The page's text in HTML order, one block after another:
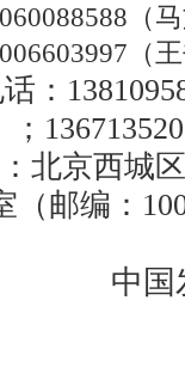
（
（
：
北京西城
（邮编：
中国